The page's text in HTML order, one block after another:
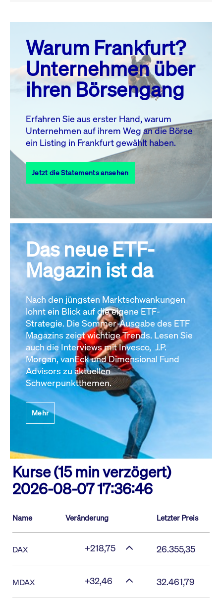
August 26
MO. DI. MI. DO. FR. SA. SO.
1
2
3
4 5 6 7 8
10 11 13 14
17
18 19 20 21 22
23
27 28
31
Alle Events
Warum Frankfurt?
Unternehmen über
ihren Börsengang
Erfahren Sie aus erster Hand, warum
Unternehmen auf ihrem Weg an die Börse
ein Listing in Frankfurt gewählt haben.
Jetzt die Statements ansehen
Das neue ETF-
Magazin ist da
Nach den jüngsten Marktschwankungen
lohnt ein Blick auf die eigene ETF-
Strategie. Die Sommer-Ausgabe des ETF
Magazins zeigt wichtige Trends. Lesen Sie
auch die Interviews mit Invesco, J.P.
Morgan, vanEck und Dimensional Fund
Advisors zu aktuellen
Schwerpunktthemen.
Mehr
Kurse (15 min verzögert)
2026-08-07 17:36:46
Name Veränderung Letzter Preis
DAX +218,75 26.355,35
MDAX +32,46 32.461,79